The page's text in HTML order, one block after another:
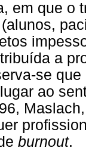
em que o
a
se
ao
burnout.